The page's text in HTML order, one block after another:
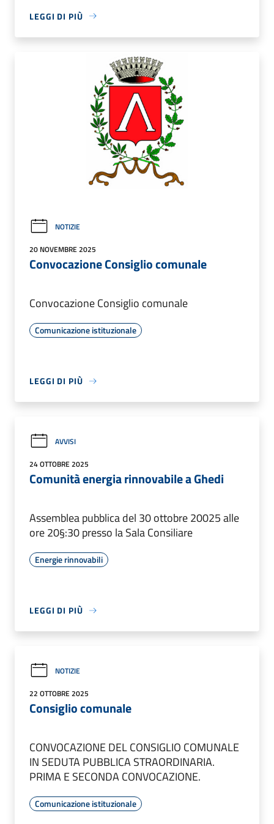
LEGGI DI PIÙ
NOTIZIE
20 NOVEMBRE 2025
Convocazione Consiglio comunale
Convocazione Consiglio comunale
Comunicazione istituzionale
LEGGI DI PIÙ
AVVISI
24 OTTOBRE 2025
Comunità energia rinnovabile a Ghedi
Assemblea pubblica del 30 ottobre 20025 alle
ore 20§:30 presso la Sala Consiliare
Energie rinnovabili
LEGGI DI PIÙ
NOTIZIE
22 OTTOBRE 2025
Consiglio comunale
CONVOCAZIONE DEL CONSIGLIO COMUNALE
IN SEDUTA PUBBLICA STRAORDINARIA.
PRIMA E SECONDA CONVOCAZIONE.
Comunicazione istituzionale